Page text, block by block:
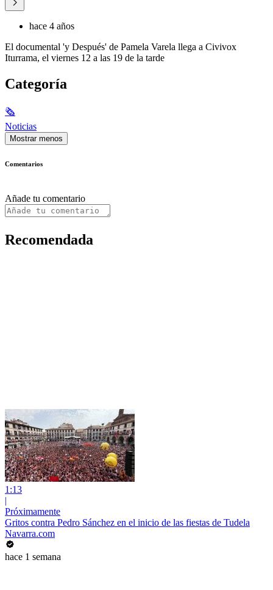
hace 4 años
El documental 'y Después' de Pamela Varela llega a Civivox
Iturrama, el viernes 12 a las 19 de la tarde
Categoría
🗞
Noticias
Mostrar menos
Comentarios
Añade tu comentario
Recomendada
1:13
|
Próximamente
Gritos contra Pedro Sánchez en el inicio de las fiestas de Tudela
Navarra.com
hace 1 semana